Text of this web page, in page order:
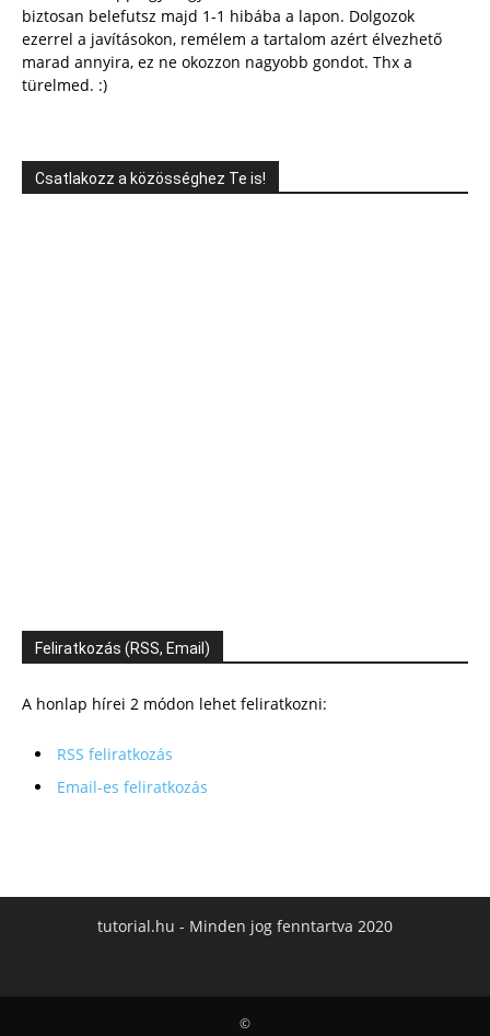
biztosan belefutsz majd 1-1 hibába a lapon. Dolgozok
ezerrel a javításokon, remélem a tartalom azért élvezhető
marad annyira, ez ne okozzon nagyobb gondot. Thx a
türelmed. :)
Csatlakozz a közösséghez Te is!
Feliratkozás (RSS, Email)
A honlap hírei 2 módon lehet feliratkozni:
RSS feliratkozás
Email-es feliratkozás
tutorial.hu - Minden jog fenntartva 2020
©